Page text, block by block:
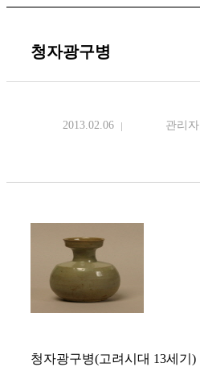
청자광구병
2013.02.06 관리자
청자광구병(고려시대 13세기)